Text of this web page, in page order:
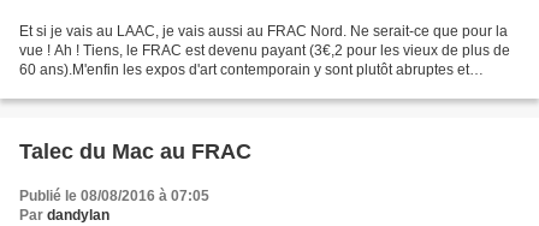
Et si je vais au LAAC, je vais aussi au FRAC Nord. Ne serait-ce que pour la
vue ! Ah ! Tiens, le FRAC est devenu payant (3€,2 pour les vieux de plus de
60 ans).M'enfin les expos d'art contemporain y sont plutôt abruptes et
Talec du Mac au FRAC
Publié le 08/08/2016 à 07:05
Par dandylan